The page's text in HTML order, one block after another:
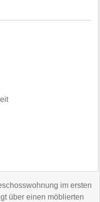
im ersten
über einen möblierten